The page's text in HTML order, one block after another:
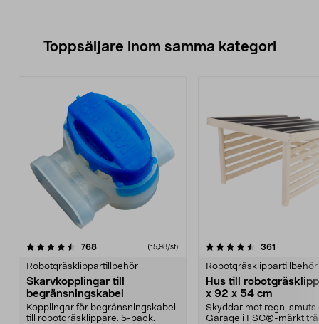
Toppsäljare inom samma kategori
768recensioner (15,98/st)
Robotgräsklippartillbehör
Skarvkopplingar till
begränsningskabel
Kopplingar för begränsningskabel
till robotgräsklippare. 5-pack.
4.5 av 5 stjärnor 361
Robotgräsklippartillbehör
Hus till
x 92 x 54 cm
Skyddar mot regn, smuts
Garage i FSC®-märkt
4.5 av 5 stjärnor